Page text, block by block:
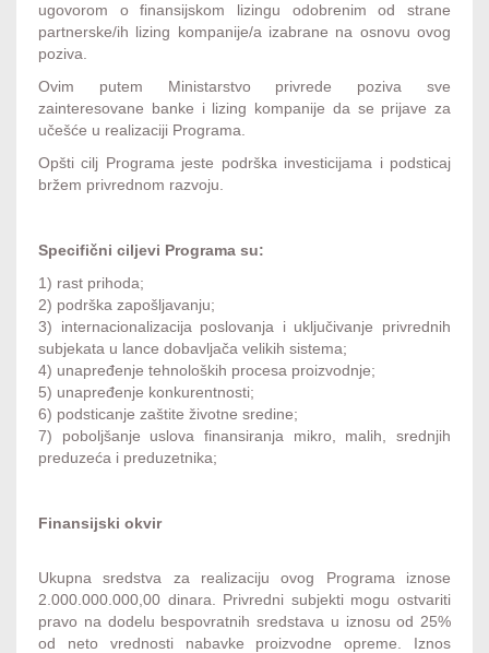
ugovorom o finansijskom lizingu odobrenim od strane
partnerske/ih lizing kompanije/a izabrane na osnovu ovog
poziva.
Ovim putem Ministarstvo privrede poziva sve
zainteresovane banke i lizing kompanije da se prijave za
učešće u realizaciji Programa.
Opšti cilj Programa jeste podrška investicijama i podsticaj
bržem privrednom razvoju.
Specifični ciljevi Programa su:
1) rast prihoda;
2) podrška zapošljavanju;
3) internacionalizacija poslovanja i uključivanje privrednih
subjekata u lance dobavljača velikih sistema;
4) unapređenje tehnoloških procesa proizvodnje;
5) unapređenje konkurentnosti;
6) podsticanje zaštite životne sredine;
7) poboljšanje uslova finansiranja mikro, malih, srednjih
preduzeća i preduzetnika;
Finansijski okvir
Ukupna sredstva za realizaciju ovog Programa iznose
2.000.000.000,00 dinara. Privredni subjekti mogu ostvariti
pravo na dodelu bespovratnih sredstava u iznosu od 25%
od neto vrednosti nabavke proizvodne opreme. Iznos